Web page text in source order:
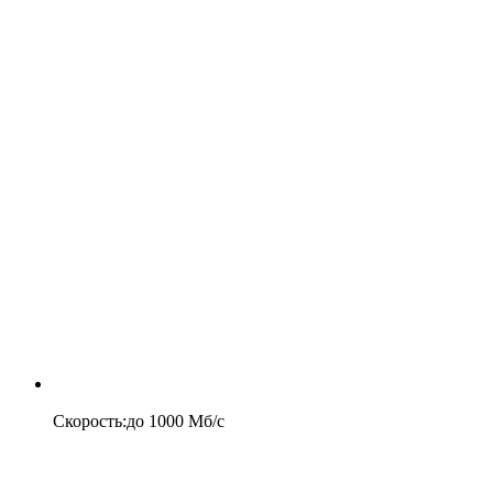
Скорость:до 1000 Мб/c